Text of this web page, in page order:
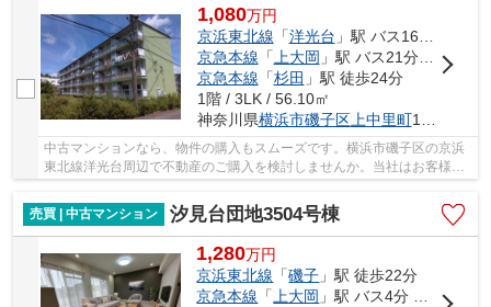
1,080万円
京浜東北線 「洋光台 」駅 バス16分 「さわの里小学校前」 停歩2分
京急本線 「上大岡 」駅 バス21分 「さわの里小学校」 停歩2分
京急本線 「杉田 」駅 徒歩24分
1階 / 3LK / 56.10㎡
神奈川県横浜市磯子区上中里町1028
中古マンションなら、物件の購入もスムーズです。横浜市磯子区の京浜
東北線洋光台周辺で不動産のご購入を検討しませんか。当社はお客様の
売買 | 中古マンション
汐見台団地3504号棟
1,280万円
京浜東北線 「磯子 」駅 徒歩22分
京急本線 「 上大岡 」駅 バス4分 「ストアー前」 停歩4分